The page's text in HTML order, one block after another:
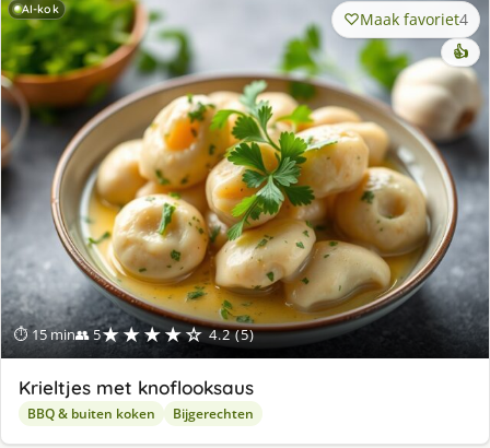
AI-kok
⏱ 15 min👥 5★★★★☆ 4.2 (5)
Maak favoriet4
👍
Krieltjes met knoflooksaus
BBQ & buiten koken Bijgerechten